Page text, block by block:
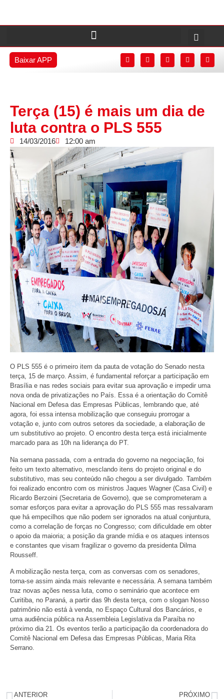
Baixar APP
Terça (15) é mais um dia de
luta contra o PLS 555
14/03/2016 12:00 am
O PLS 555 é o primeiro item da pauta de votação do Senado nesta
terça, 15 de março. Assim, é fundamental reforçar a participação em
Brasília e nas redes sociais para evitar sua aprovação e impedir uma
nova onda de privatizações no País. Essa é a orientação do Comitê
Nacional em Defesa das Empresas Públicas, lembrando que, até
agora, foi essa intensa mobilização que conseguiu prorrogar a
votação e, junto com outros setores da sociedade, a elaboração de
um substitutivo ao projeto. O encontro desta terça está inicialmente
marcado para as 10h na liderança do PT.
Na semana passada, com a entrada do governo na negociação, foi
feito um texto alternativo, mesclando itens do projeto original e do
substitutivo, mas seu conteúdo não chegou a ser divulgado. Também
foi realizado encontro com os ministros Jaques Wagner (Casa Civil) e
Ricardo Berzoini (Secretaria de Governo), que se comprometeram a
somar esforços para evitar a aprovação do PLS 555 mas ressalvaram
que há empecilhos que não podem ser ignorados na atual conjuntura,
como a correlação de forças no Congresso; com dificuldade em obter
o apoio da maioria; a posição da grande mídia e os ataques intensos
e constantes que visam fragilizar o governo da presidenta Dilma
Rousseff.
A mobilização nesta terça, com as conversas com os senadores,
torna-se assim ainda mais relevante e necessária. A semana também
traz novas ações nessa luta, como o seminário que acontece em
Curitiba, no Paraná, a partir das 9h desta terça, com o slogan Nosso
patrimônio não está à venda, no Espaço Cultural dos Bancários, e
uma audiência pública na Assembleia Legislativa da Paraíba no
próximo dia 21. Os eventos terão a participação da coordenadora do
Comitê Nacional em Defesa das Empresas Públicas, Maria Rita
Serrano.
ANTERIOR PRÓXIMO